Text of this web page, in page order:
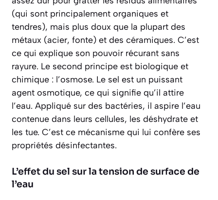
(qui sont principalement organiques et
tendres), mais plus doux que la plupart des
métaux (acier, fonte) et des céramiques. C’est
ce qui explique son pouvoir récurant sans
rayure. Le second principe est biologique et
chimique : l’osmose. Le sel est un puissant
agent osmotique, ce qui signifie qu’il attire
l’eau. Appliqué sur des bactéries, il aspire l’eau
contenue dans leurs cellules, les déshydrate et
les tue. C’est ce mécanisme qui lui confère ses
propriétés désinfectantes.
L’effet du sel sur la tension de surface de
l’eau